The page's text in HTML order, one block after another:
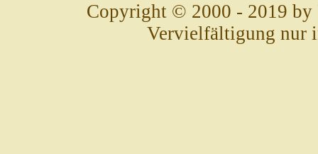
Copyright © 2000 - 2019 by
Vervielfältigung nur